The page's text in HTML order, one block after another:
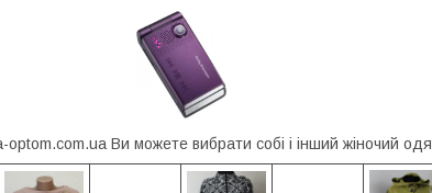
Ви можете вибрати собі і інший жіночий